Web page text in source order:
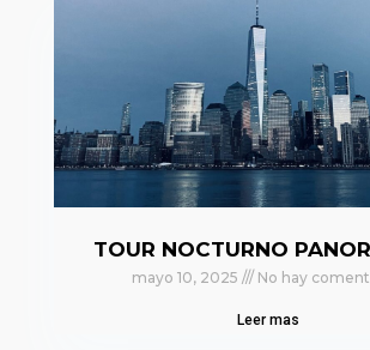
TOUR NOCTURNO
mayo 10, 2025 No hay
Leer mas